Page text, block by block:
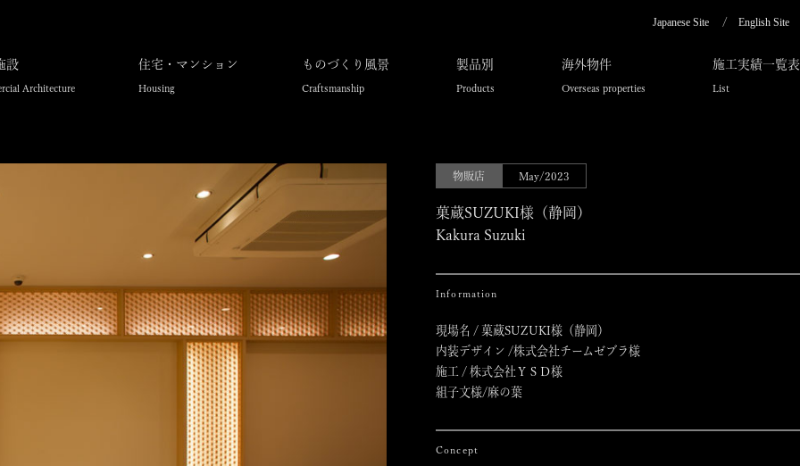
Japanese Site English Site
設
Architecture
住宅・マンション
Housing
ものづくり風景
Craftsmanship
製品別
Products
海外物件
Overseas properties
施工実績一覧表
List
物販店 May/2023
菓蔵SUZUKI様（静岡）
Kakura Suzuki
Information
現場名 / 菓蔵SUZUKI様（静岡）
内装デザイン /株式会社チームゼブラ様
施工 / 株式会社ＹＳＤ様
組子文様/麻の葉
Concept